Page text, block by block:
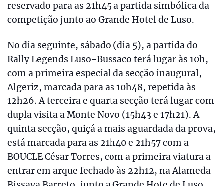
reservado para as 21h45 a partida simbólica da
competição junto ao Grande Hotel de Luso.
No dia seguinte, sábado (dia 5), a partida do
Rally Legends Luso-Bussaco terá lugar às 10h,
com a primeira especial da secção inaugural,
Algeriz, marcada para as 10h48, repetida às
12h26. A terceira e quarta secção terá lugar com
dupla visita a Monte Novo (15h43 e 17h21). A
quinta secção, quiçá a mais aguardada da prova,
está marcada para as 21h40 e 21h57 com a
BOUCLE César Torres, com a primeira viatura a
entrar em arque fechado às 22h12, na Alameda